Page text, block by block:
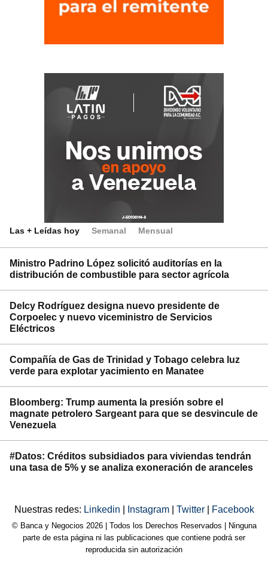
Las + Leídas hoy Semanal Mensual
Ministro Padrino López solicitó auditorías en la
distribución de combustible para sector agrícola
Delcy Rodríguez designa nuevo presidente de
Corpoelec y nuevo viceministro de Servicios
Eléctricos
Compañía de Gas de Trinidad y Tobago celebra luz
verde para explotar yacimiento en Manatee
Bloomberg: Trump aumenta la presión sobre el
magnate petrolero Sargeant para que se desvincule de
Venezuela
#Datos: Créditos subsidiados para viviendas tendrán
una tasa de 5% y se analiza exoneración de aranceles
Nuestras redes: Linkedin Instagram Twitter Facebook
© Banca y Negocios 2026 | Todos los Derechos Reservados | Ninguna
parte de esta página ni las publicaciones que contiene podrá ser
reproducida sin autorización